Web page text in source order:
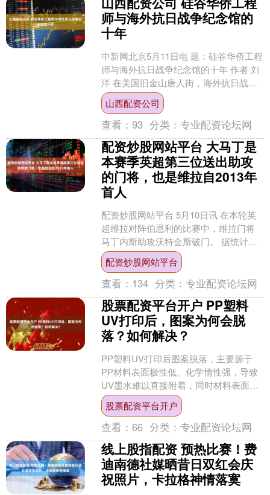
师与海外抗日战争纪念馆的
十年
中新网北京5月11日电 题：硅谷华侨工程
师与海外抗日战争纪念馆的十年 作者 刘
洋 在美国旧金山唐人街，海外抗日战争
纪念馆已走过十年风雨。从饱受阻挠艰
难开馆，到深....
山西配资公司
查看：93 分类：专业配资论坛网
配资炒股网站平台 大马丁是
本赛季英超第三位送出助攻
的门将，也是维拉自2013年
首人
配资炒股网站平台 5月10日讯 在本轮英
超维拉对阵伯恩利的比赛中，维拉门将
马丁内斯助攻沃特金斯破门。 据统计配
资炒股网站平台，马丁内斯也是本赛季
英超第三位能够送....
配资炒股网站平台
查看： 134 分类：专业配资论坛网
股票配资平台开户 PP塑料
UV打印后，图案为何会脱
落？如何解决？
PP塑料UV打印后图案脱落，主要源于
PP材料表面极性低、化学惰性强，导致
UV墨水难以直接附着，同时材料表面油
污、灰尘等污染物会形成隔离层，进一
步削弱附着力。此外....
股票配资平台开户
查看：66 分类：专业配资论坛网
线上股指配资 预热比赛！费
迪南德社媒晒昔日双红会庆
祝照片，卡拉格神情落寞